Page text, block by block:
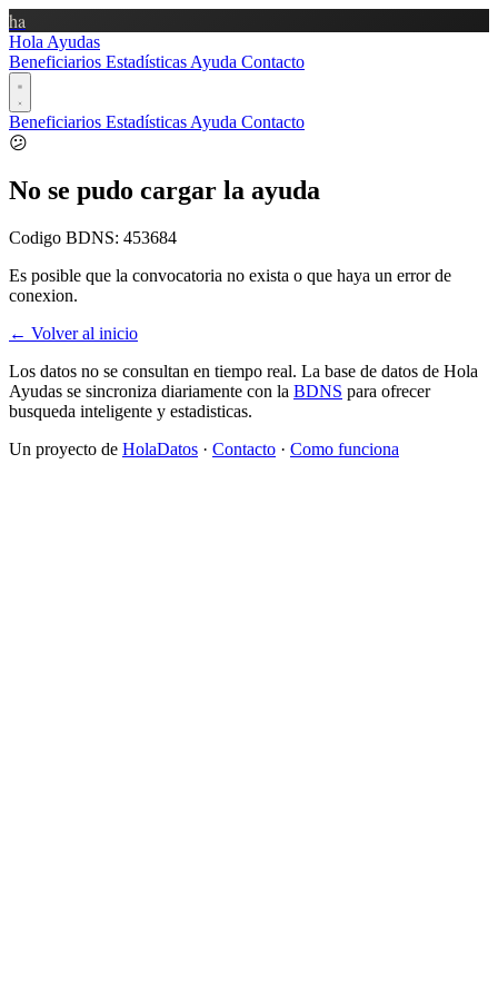
ha
Hola Ayudas
Beneficiarios Estadísticas Ayuda Contacto
Beneficiarios Estadísticas Ayuda Contacto
😕
No se pudo cargar la ayuda
Codigo BDNS: 453684
Es posible que la convocatoria no exista o que haya un error de
conexion.
← Volver al inicio
Los datos no se consultan en tiempo real. La base de datos de Hola
Ayudas se sincroniza diariamente con la BDNS para ofrecer
busqueda inteligente y estadisticas.
Un proyecto de HolaDatos · Contacto · Como funciona